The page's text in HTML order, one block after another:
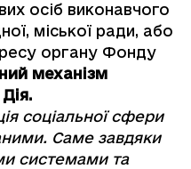
осіб виконавчого
міської ради, або
органу Фонду
механізм
соціальної сфери
Саме завдяки
системами та